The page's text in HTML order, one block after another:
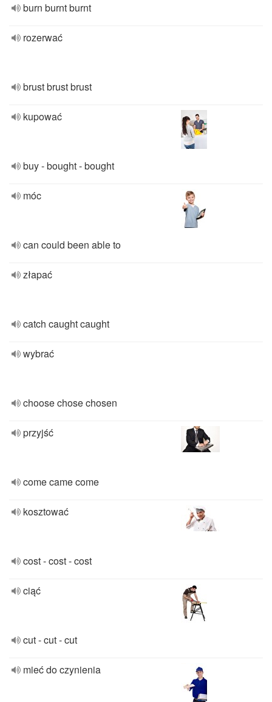
burn burnt burnt
rozerwać
brust brust brust
kupować
buy - bought - bought
móc
can could been able to
złapać
catch caught caught
wybrać
choose chose chosen
przyjść
come came come
kosztować
cost - cost - cost
ciąć
cut - cut - cut
mieć do czynienia